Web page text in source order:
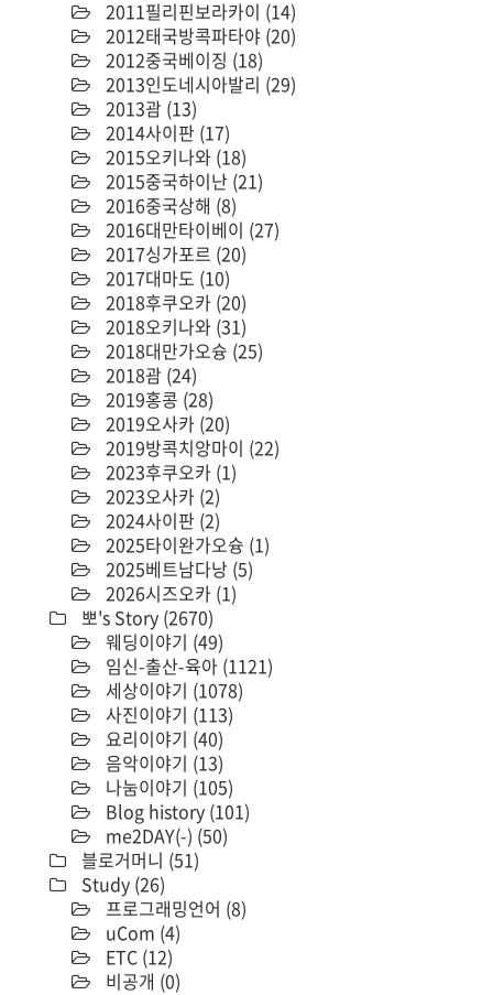
2011필리핀보라카이 (14)
2012태국방콕파타야 (20)
2012중국베이징 (18)
2013인도네시아발리 (29)
2013괌 (13)
2014사이판 (17)
2015오키나와 (18)
2015중국하이난 (21)
2016중국상해 (8)
2016대만타이베이 (27)
2017싱가포르 (20)
2017대마도 (10)
2018후쿠오카 (20)
2018오키나와 (31)
2018대만가오슝 (25)
2018괌 (24)
2019홍콩 (28)
2019오사카 (20)
2019방콕치앙마이 (22)
2023후쿠오카 (1)
2023오사카 (2)
2024사이판 (2)
2025타이완가오슝 (1)
2025베트남다낭 (5)
2026시즈오카 (1)
뽀's Story (2670)
웨딩이야기 (49)
임신-출산-육아 (1121)
세상이야기 (1078)
사진이야기 (113)
요리이야기 (40)
음악이야기 (13)
나눔이야기 (105)
Blog history (101)
me2DAY(-) (50)
블로거머니 (51)
Study (26)
프로그래밍언어 (8)
uCom (4)
ETC (12)
비공개 (0)